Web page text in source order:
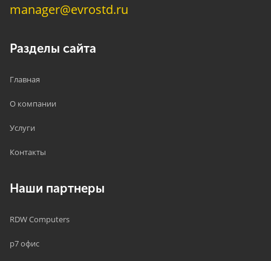
manager@evrostd.ru
Разделы сайта
Главная
О компании
Услуги
Контакты
Наши партнеры
RDW Computers
р7 офис